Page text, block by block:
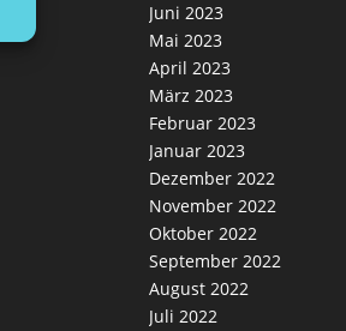
Juni 2023
Mai 2023
April 2023
März 2023
Februar 2023
Januar 2023
Dezember 2022
November 2022
Oktober 2022
September 2022
August 2022
Juli 2022